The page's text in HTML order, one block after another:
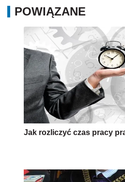
POWIĄZANE
Jak rozliczyć czas pracy